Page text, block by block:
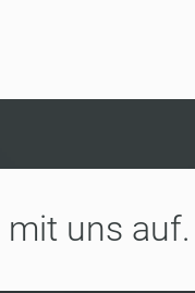
uns auf.